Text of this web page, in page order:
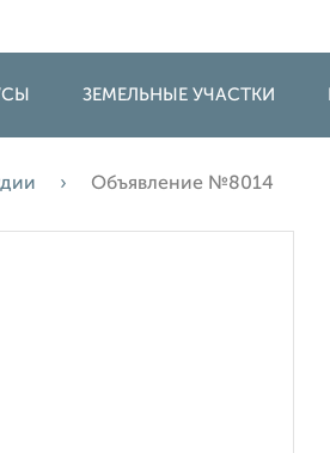
ЗЕМЕЛЬНЫЕ УЧАСТКИ
Объявление №8014